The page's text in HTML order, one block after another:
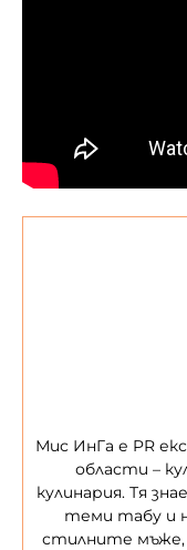
Мис ИнГа е PR
области –
кулинария. Тя
теми табу и
стилните